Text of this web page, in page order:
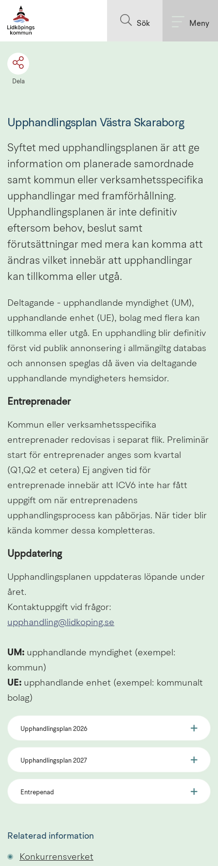
Sök Meny
Dela
Upphandlingsplan Västra Skaraborg
Syftet med upphandlingsplanen är att ge
information om planerade samordnade
samt kommun eller verksamhetsspecifika
upphandlingar med framförhållning.
Upphandlingsplanen är inte definitiv
eftersom behov, beslut samt
förutsättningar med mera kan komma att
ändras vilket innebär att upphandlingar
kan tillkomma eller utgå.
Deltagande - upphandlande myndighet (UM),
upphandlande enhet (UE), bolag med flera kan
tillkomma eller utgå. En upphandling blir definitiv
först vid publik annonsering i allmängiltg databas
och annonsen speglas då även via deltagande
upphandlande myndigheters hemsidor.
Entreprenader
Kommun eller verksamhetsspecifika
entreprenader redovisas i separat flik. Preliminär
start för entreprenader anges som kvartal
(Q1,Q2 et cetera) Ej angiven tid för
entreprenade innebär att ICV6 inte har fått
uppgift om när entreprenadens
upphandlingsprocess kan påbörjas. När tider blir
kända kommer dessa kompletteras.
Uppdatering
Upphandlingsplanen uppdateras löpande under
året.
upphandling@lidkoping.se
UM: upphandlande myndighet (exempel:
kommun)
UE: upphandlande enhet (exempel: kommunalt
bolag)
Upphandlingsplan 2026
Upphandlingsplan 2027
Entrepenad
Relaterad information
Konkurrensverket